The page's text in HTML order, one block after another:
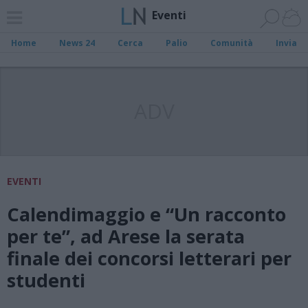
Eventi
Home News 24 Cerca Palio Comunità Invia
EVENTI
Calendimaggio e “Un racconto
per te”, ad Arese la serata
finale dei concorsi letterari per
studenti